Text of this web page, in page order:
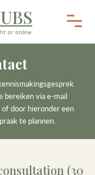
or online
bereiken via e-mail
of door hieronder een
te plannen.
(30